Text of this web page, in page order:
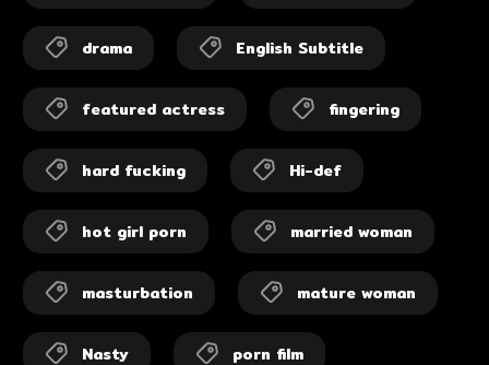
drama English Subtitle
featured actress fingering
hard fucking Hi-def
hot girl porn married woman
masturbation mature woman
Nasty porn film